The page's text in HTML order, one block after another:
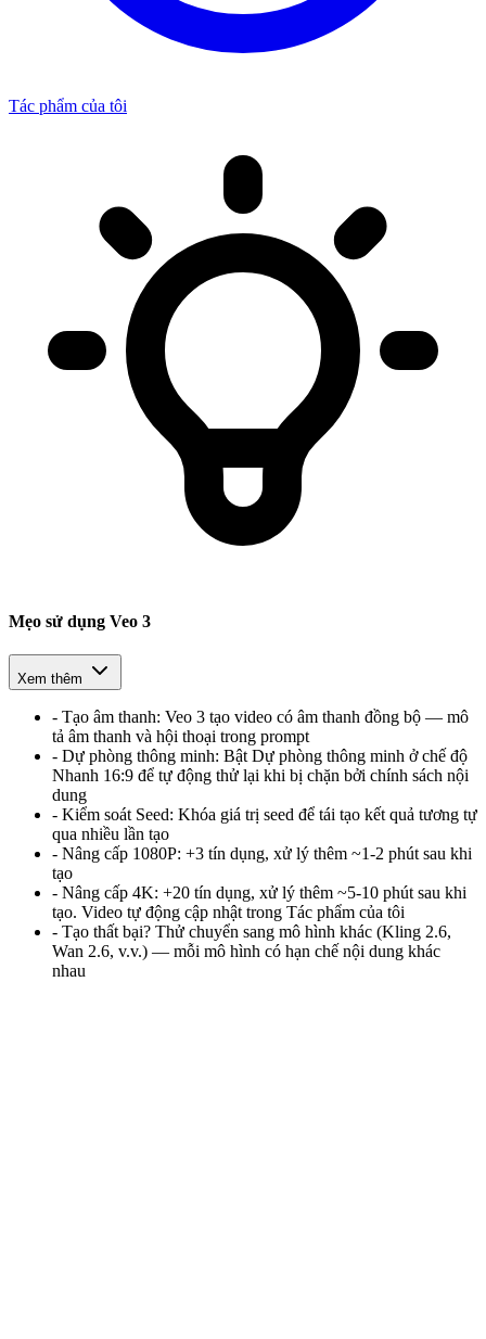
Tác phẩm của tôi
Mẹo sử dụng Veo 3
Xem thêm
- Tạo âm thanh: Veo 3 tạo video có âm thanh đồng bộ — mô
tả âm thanh và hội thoại trong prompt
- Dự phòng thông minh: Bật Dự phòng thông minh ở chế độ
Nhanh 16:9 để tự động thử lại khi bị chặn bởi chính sách nội
dung
- Kiểm soát Seed: Khóa giá trị seed để tái tạo kết quả tương tự
qua nhiều lần tạo
- Nâng cấp 1080P: +3 tín dụng, xử lý thêm ~1-2 phút sau khi
tạo
- Nâng cấp 4K: +20 tín dụng, xử lý thêm ~5-10 phút sau khi
tạo. Video tự động cập nhật trong Tác phẩm của tôi
- Tạo thất bại? Thử chuyển sang mô hình khác (Kling 2.6,
Wan 2.6, v.v.) — mỗi mô hình có hạn chế nội dung khác
nhau